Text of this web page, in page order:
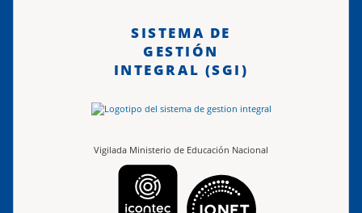
SISTEMA DE
GESTIÓN
INTEGRAL (SGI)
Vigilada Ministerio de Educación Nacional